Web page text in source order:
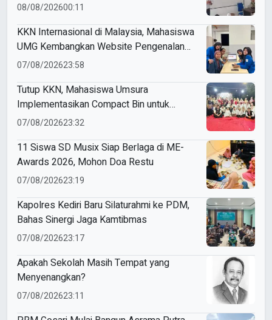
08/08/202600:11
KKN Internasional di Malaysia, Mahasiswa
UMG Kembangkan Website Pengenalan
Budaya Indonesia
07/08/202623:58
Tutup KKN, Mahasiswa Umsura
Implementasikan Compact Bin untuk
Sampah Anorganik di Ketabang
07/08/202623:32
11 Siswa SD Musix Siap Berlaga di ME-
Awards 2026, Mohon Doa Restu
07/08/202623:19
Kapolres Kediri Baru Silaturahmi ke PDM,
Bahas Sinergi Jaga Kamtibmas
07/08/202623:17
Apakah Sekolah Masih Tempat yang
Menyenangkan?
07/08/202623:11